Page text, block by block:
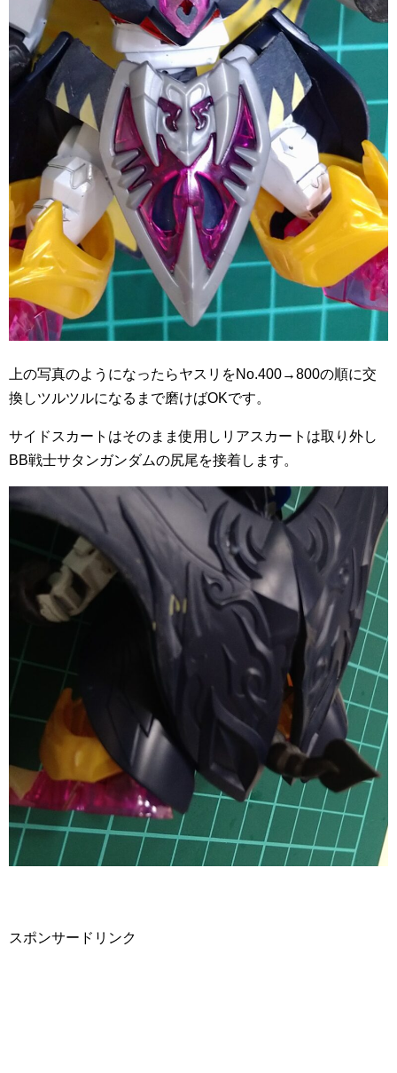
上の写真のようになったらヤスリをNo.400→800の順に交
換しツルツルになるまで磨けばOKです。
サイドスカートはそのまま使用しリアスカートは取り外し
BB戦士サタンガンダムの尻尾を接着します。
スポンサードリンク